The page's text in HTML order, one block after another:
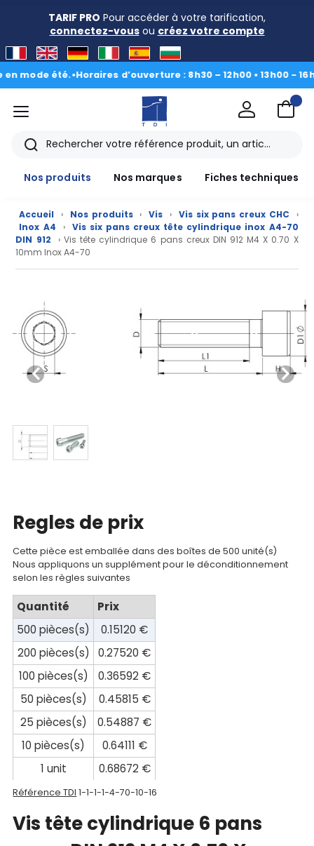
TARIF PRO Pour accéder à votre tarification,
connectez-vousou créez votre compte
été.•Horaires d’ouverture : 8h30 – 12h00 • 13h00 - 16h30|
Nos
produits
Nos
marques
Fiches
techniques
Catalogue
Documentations
Mon
compte
Mon
panier
Contact
menu
Rechercher
Nos produits
Nos marques Fiches techniques
Accueil › Nos produits › Vis › Vis six pans creux CHC
›
Inox A4
› Vis six pans creux tête cylindrique inox A4-70
DIN 912
› Vis tête cylindrique 6 pans creux DIN 912 M4 X 0.70 X
10mm Inox A4-70
Regles de prix
Cette pièce est emballée dans des boîtes de 500 unité(s)
Nous appliquons un supplément pour le déconditionnement
selon les règles suivantes
Quantité
Prix
500 pièces(s)
0.15120 €
200 pièces(s)
0.27520 €
100 pièces(s)
0.36592 €
50 pièces(s)
0.45815 €
25 pièces(s)
0.54887 €
10 pièces(s)
0.64111 €
1 unit
0.68672 €
Référence TDI 1-1-1-1-4-70-10-16
Vis tête cylindrique 6 pans